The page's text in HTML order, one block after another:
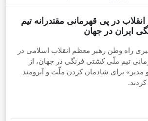
انقلاب در پی قهرمانی مقتدرانه تیم
ایران در جهان
راه وطن رهبر معظم انقلاب اسلامی در
تیم ملّی کشتی فرنگی در جهان، از
مدیر» برای شادمان کردن ملّت و آبرومند